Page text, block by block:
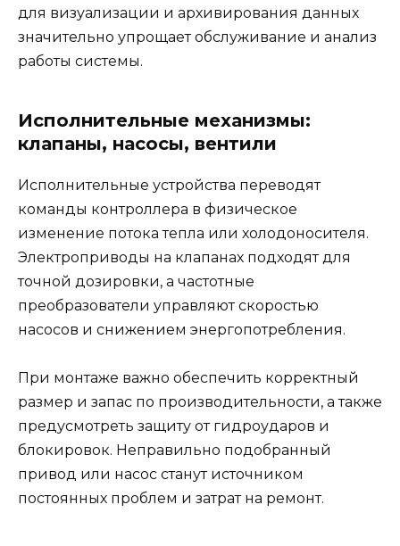
для визуализации и архивирования данных
значительно упрощает обслуживание и анализ
работы системы.
Исполнительные механизмы:
клапаны, насосы, вентили
Исполнительные устройства переводят
команды контроллера в физическое
изменение потока тепла или холодоносителя.
Электроприводы на клапанах подходят для
точной дозировки, а частотные
преобразователи управляют скоростью
насосов и снижением энергопотребления.
При монтаже важно обеспечить корректный
размер и запас по производительности, а также
предусмотреть защиту от гидроударов и
блокировок. Неправильно подобранный
привод или насос станут источником
постоянных проблем и затрат на ремонт.